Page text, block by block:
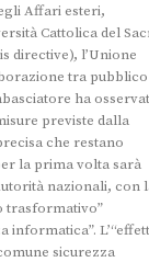
Affari esteri,
Cattolica del
directive), l’Unione
tra pubblico
ha
previste dalla
che restano
la prima volta sarà
nazionali, con
trasformativo”
informatica”.
sicurezza